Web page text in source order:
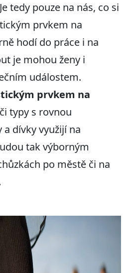
tedy pouze na nás, co si
prvkem na
hodí do práce i na
je mohou ženy i
událostem.
prvkem na
či typy s rovnou
dívky využijí na
tak výborným
po městě či na